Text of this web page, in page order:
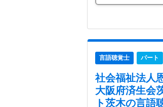
言語聴覚士 パート
社会福祉法人
大阪府済生会
ト茨木の言語